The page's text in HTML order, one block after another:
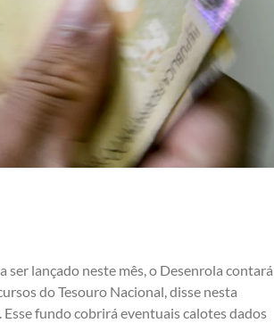
ser lançado neste mês, o Desenrola contará
do Tesouro Nacional, disse nesta
fundo cobrirá eventuais calotes dados